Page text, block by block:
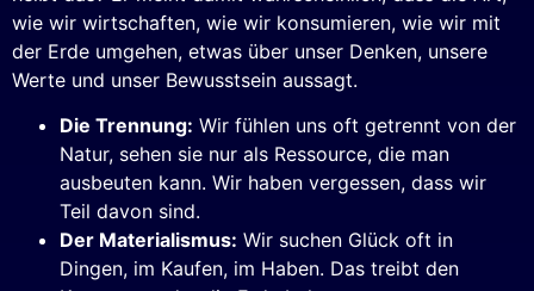
wie wir wirtschaften, wie wir konsumieren, wie wir mit
der Erde umgehen, etwas über unser Denken, unsere
Werte und unser Bewusstsein aussagt.
Die Trennung: Wir fühlen uns oft getrennt von der
Natur, sehen sie nur als Ressource, die man
ausbeuten kann. Wir haben vergessen, dass wir
Teil davon sind.
Der Materialismus: Wir suchen Glück oft in
Dingen, im Kaufen, im Haben. Das treibt den